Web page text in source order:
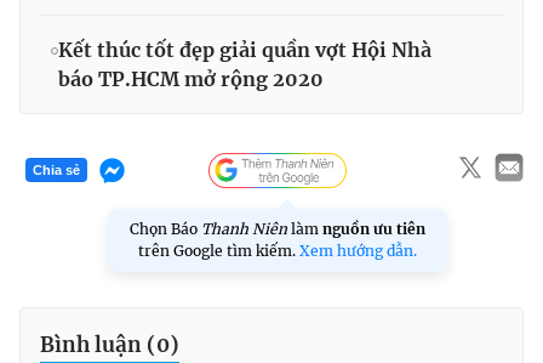
Kết thúc tốt đẹp giải quần vợt Hội Nhà
báo TP.HCM mở rộng 2020
Chia sẻ
Chọn Báo Thanh Niên làm nguồn ưu tiên
trên Google tìm kiếm. Xem hướng dẫn.
Bình luận (0)